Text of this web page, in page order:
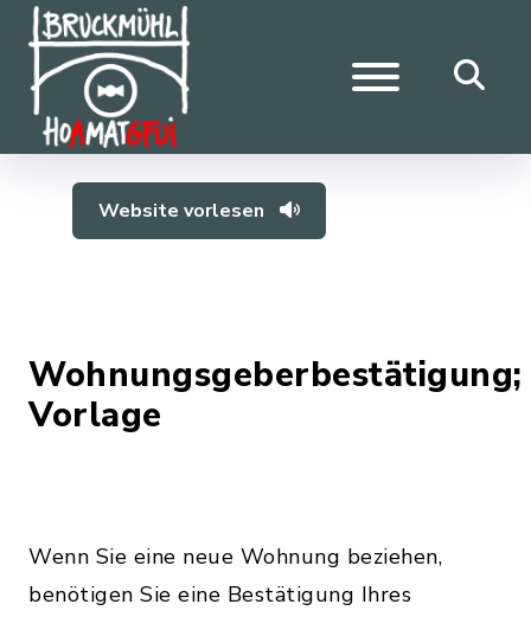
Website vorlesen
Wohnungsgeberbestätigung;
Vorlage
Wenn Sie eine neue Wohnung beziehen,
benötigen Sie eine Bestätigung Ihres